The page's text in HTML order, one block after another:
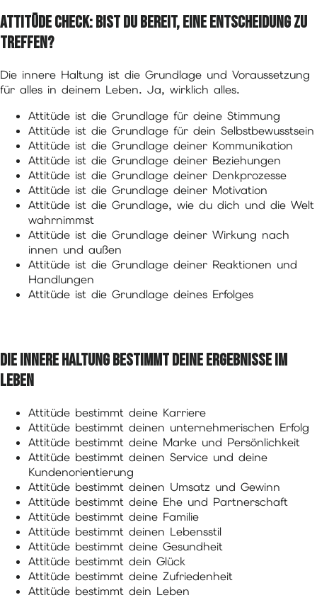
Attitüde Check: Bist du bereit, eine Entscheidung zu
treffen?
Die innere Haltung ist die Grundlage und Voraussetzung
für alles in deinem Leben. Ja, wirklich alles.
Attitüde ist die Grundlage für deine Stimmung
Attitüde ist die Grundlage für dein Selbstbewusstsein
Attitüde ist die Grundlage deiner Kommunikation
Attitüde ist die Grundlage deiner Beziehungen
Attitüde ist die Grundlage deiner Denkprozesse
Attitüde ist die Grundlage deiner Motivation
Attitüde ist die Grundlage, wie du dich und die Welt
wahrnimmst
Attitüde ist die Grundlage deiner Wirkung nach
innen und außen
Attitüde ist die Grundlage deiner Reaktionen und
Handlungen
Attitüde ist die Grundlage deines Erfolges
Die innere Haltung bestimmt deine Ergebnisse im
Leben
Attitüde bestimmt deine Karriere
Attitüde bestimmt deinen unternehmerischen Erfolg
Attitüde bestimmt deine Marke und Persönlichkeit
Attitüde bestimmt deinen Service und deine
Kundenorientierung
Attitüde bestimmt deinen Umsatz und Gewinn
Attitüde bestimmt deine Ehe und Partnerschaft
Attitüde bestimmt deine Familie
Attitüde bestimmt deinen Lebensstil
Attitüde bestimmt deine Gesundheit
Attitüde bestimmt dein Glück
Attitüde bestimmt deine Zufriedenheit
Attitüde bestimmt dein Leben